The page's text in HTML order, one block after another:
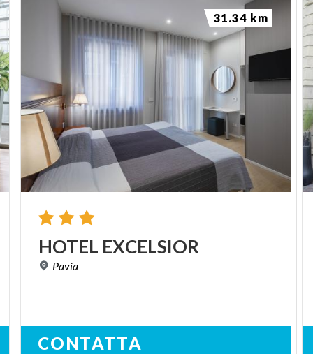
HOTEL EXCELSIOR
Pavia
CONTATTA
31.34 km